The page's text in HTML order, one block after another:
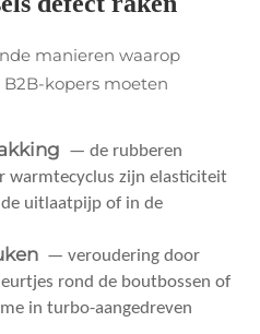
manieren waarop
kopers moeten
— de rubberen
warmtecyclus zijn elasticiteit
uitlaatpijp of in de
— veroudering door
rond de boutbossen of
in turbo-aangedreven